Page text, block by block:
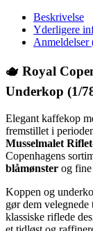
Beskrivelse
Yderligere
Anmeldelser
🫖 Royal
Underkop (1/
Elegant kaffekop
fremstillet i
Musselmalet
Copenhagens
blåmønster og
Koppen og
gør dem velegnede
klassiske riflede